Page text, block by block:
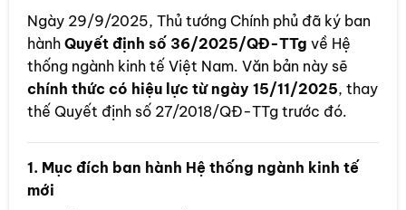
Ngày 29/9/2025, Thủ tướng Chính phủ đã ký ban
hành Quyết định số 36/2025/QĐ-TTg về Hệ
thống ngành kinh tế Việt Nam. Văn bản này sẽ
chính thức có hiệu lực từ ngày 15/11/2025, thay
thế Quyết định số 27/2018/QĐ-TTg trước đó.
1. Mục đích ban hành Hệ thống ngành kinh tế
mới